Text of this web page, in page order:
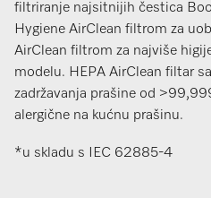
filtriranje najsitnijih čestica
Hygiene AirClean filtrom za
AirClean filtrom za najviše
modelu. HEPA AirClean filtar
zadržavanja prašine od
alergične na kućnu prašinu.
*u skladu s IEC 62885-4